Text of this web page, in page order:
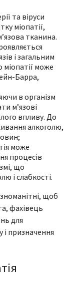
та віруси
міопатії,
тканина.
і загальним
може
Барра,
в організм
м’язові
впливу. До
алкоголю,
може
процесів
що
і слабкості.
щоб
фахівець
для
і призначення